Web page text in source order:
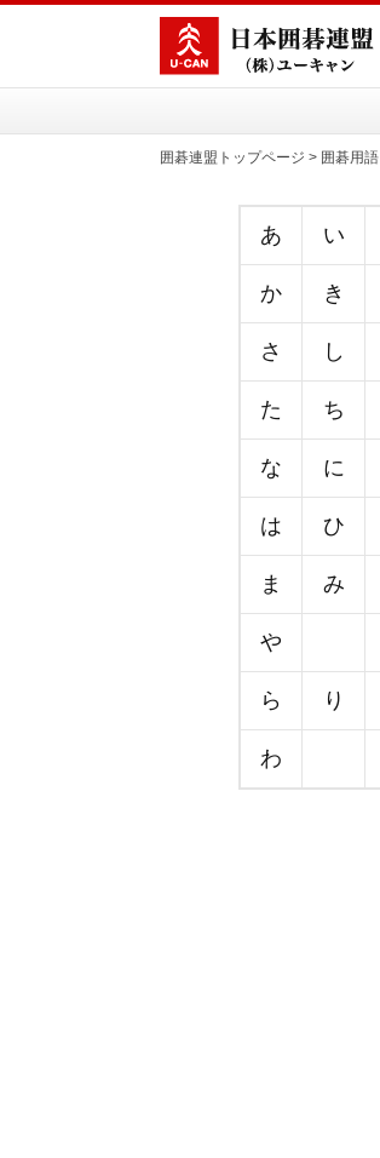
囲碁連盟トップページ > 囲碁用語
あ い
か き
さ し
た ち
な に
は ひ
ま み
や
ら り
わ